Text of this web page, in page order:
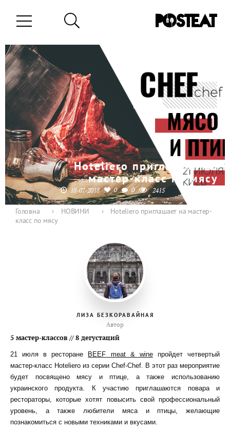
Hoteliero приглашает на
мастер-класс по мясу
18-07-2018 0 0 2415
Головна › НОВИНИ ›
Hoteliero приглашает на мастер-
класс по мясу
ЛИЗА БЕЗКОРАВАЙНАЯ
Автор
5 мастер-классов // 8 дегустаций
21 июля в ресторане BEEF meat & wineпройдет четвертый
мастер-класс Hoteliero из серии Chef-Chef. В этот раз мероприятие
будет посвящено мясу и птице, а также использованию
украинского продукта. К участию приглашаются повара и
рестораторы, которые хотят повысить свой профессиональный
уровень, а также любители мяса и птицы, желающие
познакомиться с новыми техниками и вкусами.